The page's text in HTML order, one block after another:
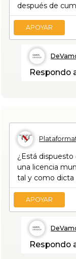
después de
APOYAR
Respondo
¿Está
una licencia
tal y como dicta
APOYAR
Respondo